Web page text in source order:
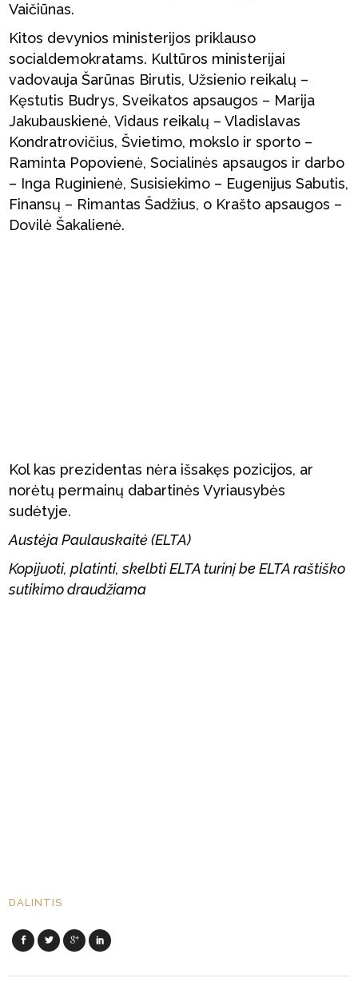
Vaičiūnas.
Kitos devynios ministerijos priklauso
socialdemokratams. Kultūros ministerijai
vadovauja Šarūnas Birutis, Užsienio reikalų –
Kęstutis Budrys, Sveikatos apsaugos – Marija
Jakubauskienė, Vidaus reikalų – Vladislavas
Kondratrovičius, Švietimo, mokslo ir sporto –
Raminta Popovienė, Socialinės apsaugos ir darbo
– Inga Ruginienė, Susisiekimo – Eugenijus Sabutis,
Finansų – Rimantas Šadžius, o Krašto apsaugos –
Dovilė Šakalienė.
Kol kas prezidentas nėra išsakęs pozicijos, ar
norėtų permainų dabartinės Vyriausybės
sudėtyje.
Austėja Paulauskaitė (ELTA)
Kopijuoti, platinti, skelbti ELTA turinį be ELTA raštiško
sutikimo draudžiama
DALINTIS